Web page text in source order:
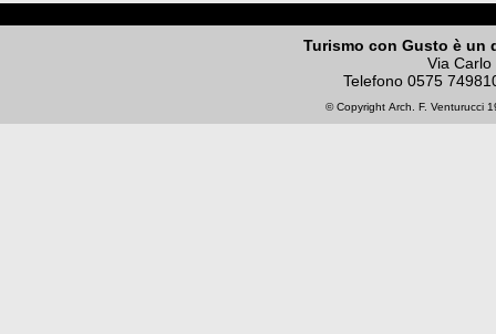
Turismo con Gusto è un
Via
Telefono 0575
© Copyright Arch. F. Venturucci